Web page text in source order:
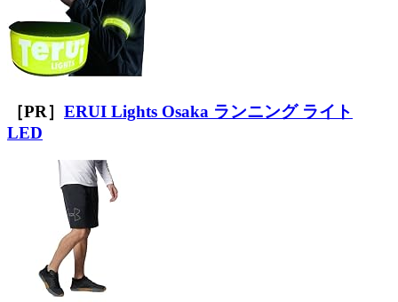
［PR］ ERUI Lights Osaka ランニング ライト
LED